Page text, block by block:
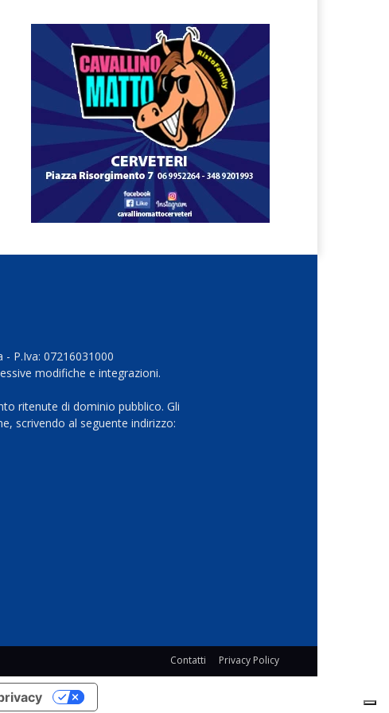
P.Iva: 07216031000
modifiche e integrazioni.
ritenute di dominio pubblico. Gli
scrivendo al seguente indirizzo:
Contatti Privacy Policy